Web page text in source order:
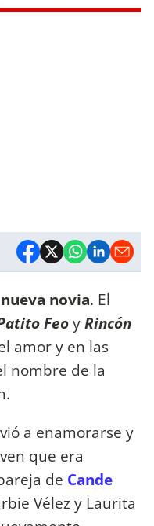
novia. El
FeoyRincón
amor y en las
nombre de la
a enamorarse y
que era
de Cande
Vélez y Laurita